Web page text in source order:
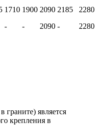
1710
-
1900
-
2090
2090
2185
-
2280
2280
является
крепления в